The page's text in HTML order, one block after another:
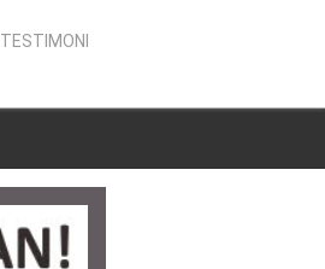
TESTIMONI